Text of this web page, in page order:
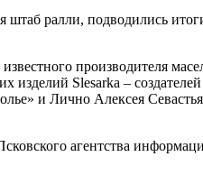
штаб ралли, подводились
производителя масел
изделий Slesarka –
и Лично Алексея
агентства